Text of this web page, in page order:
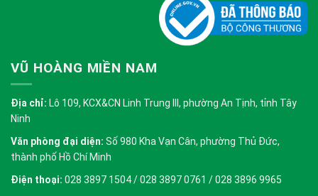
VŨ HOÀNG MIỀN NAM
Địa chỉ: Lô 109, KCX&CN Linh Trung III, phường An Tịnh, tỉnh Tây
Ninh
Văn phòng đại diện: Số 980 Kha Vạn Cân, phường Thủ Đức,
thành phố Hồ Chí Minh
Điện thoại: 028 3897 1504 / 028 3897 0761 / 028 3896 9965